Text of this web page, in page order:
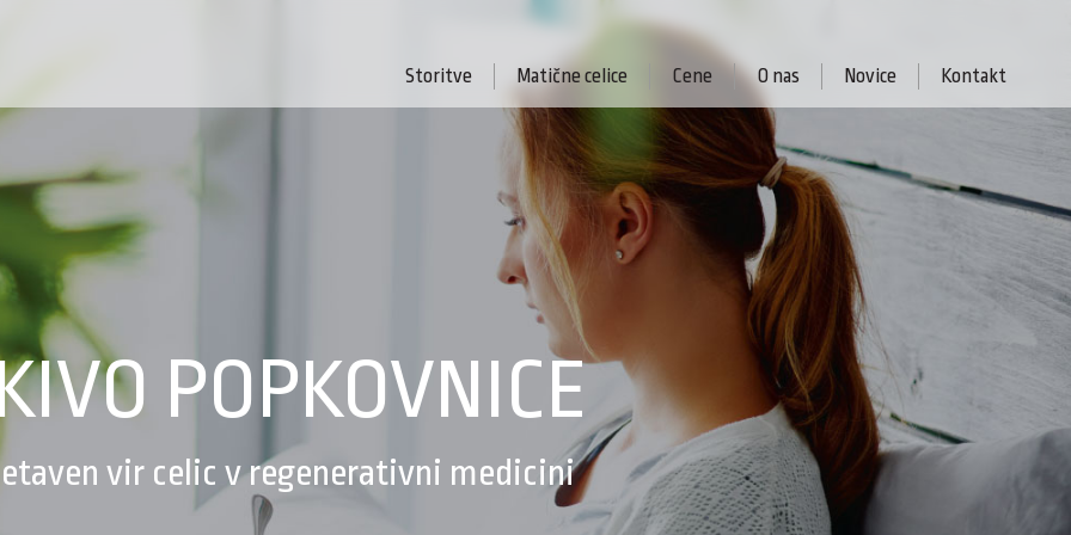
Storitve Matične celice Cene O nas Novice Kontakt
POPKOVNICE
vir celic v regenerativni medicini